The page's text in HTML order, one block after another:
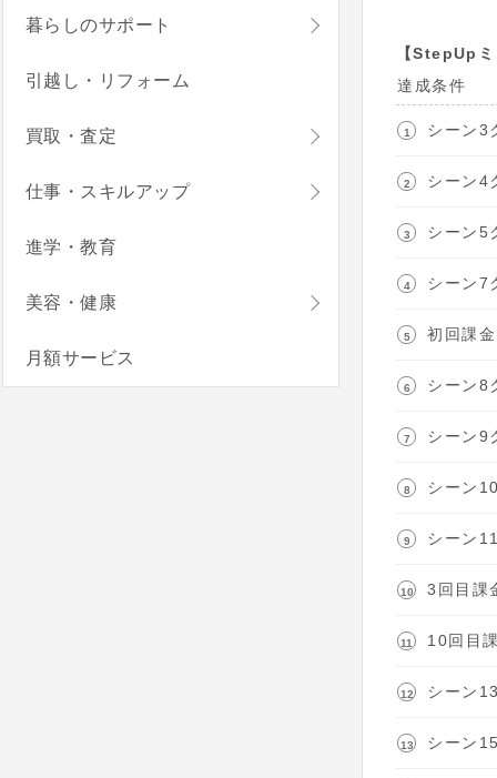
【StepUp
達成条件
シーン3
シーン4
シーン5
シーン7
初回課金
シーン8
シーン9
シーン
シーン
3回目課
10回目
シーン
シーン
暮らしのサポート
引越し・リフォーム
買取・査定
仕事・スキルアップ
進学・教育
美容・健康
月額サービス